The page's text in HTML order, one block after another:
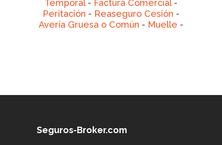
Temporal- Factura Comercial-
Peritación - Reaseguro Cesión -
Avería Gruesa o Común - Muelle -
Seguros-Broker.com